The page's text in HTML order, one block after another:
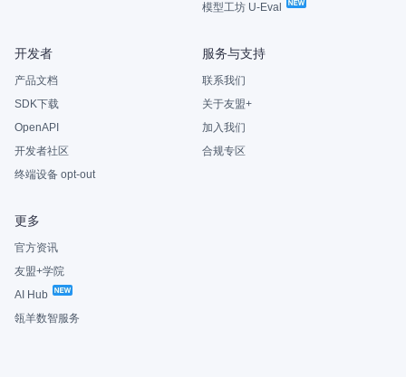
模型工坊 U-Eval
开发者
产品文档
SDK下载
OpenAPI
开发者社区
终端设备 opt-out
服务与支持
联系我们
关于友盟+
加入我们
合规专区
更多
官方资讯
友盟+学院
AI Hub
瓴羊数智服务